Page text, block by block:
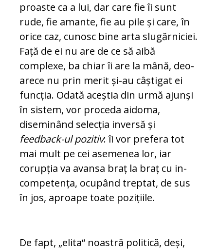
proaste ca a lui, dar care fie îi sunt
rude, fie amante, fie au pile și care, în
orice caz, cunosc bine arta slugărniciei.
Față de ei nu are de ce să ai­bă
complexe, ba chiar îi are la mână, deo­
a­rece nu prin merit și-au câștigat ei
func­ția. Odată aceștia din urmă ajunși
în sis­tem, vor proceda aidoma,
diseminând se­lecția inversă și
feedback-ul pozitiv: îi vor prefera tot
mai mult pe cei asemenea lor, iar
corupția va avansa braț la braț cu in­
com­petența, ocupând treptat, de sus
în jos, aproape toate pozițiile.
De fapt, „elita“ noastră politică, deși,